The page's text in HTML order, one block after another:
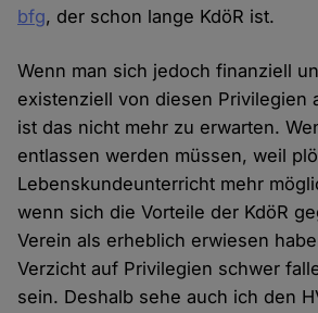
bfg, der schon lange KdöR ist.
Wenn man sich jedoch finanziell
existenziell von diesen Privilegien
ist das nicht mehr zu erwarten.
entlassen werden müssen, weil
Lebenskundeunterricht mehr
wenn sich die Vorteile der KdöR
Verein als erheblich erwiesen
Verzicht auf Privilegien schwer
sein. Deshalb sehe auch ich den